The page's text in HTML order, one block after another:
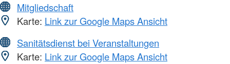
Mitgliedschaft
Karte: Link zur Google Maps Ansicht
Sanitätsdienst bei Veranstaltungen
Karte: Link zur Google Maps Ansicht